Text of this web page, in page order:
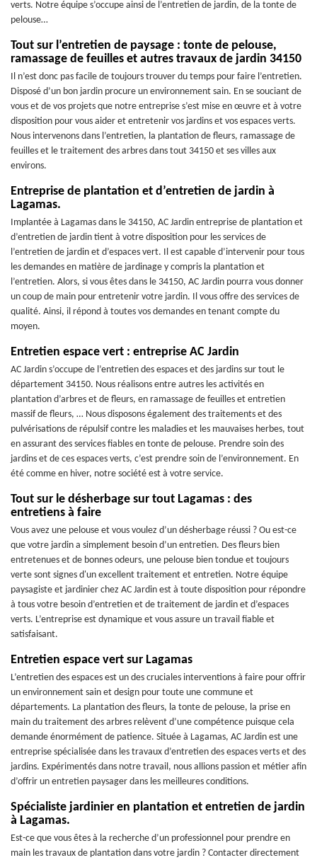
verts. Notre équipe s’occupe ainsi de l’entretien de jardin, de la tonte de
pelouse…
Tout sur l’entretien de paysage : tonte de pelouse,
ramassage de feuilles et autres travaux de jardin 34150
Il n’est donc pas facile de toujours trouver du temps pour faire l’entretien.
Disposé d’un bon jardin procure un environnement sain. En se souciant de
vous et de vos projets que notre entreprise s’est mise en œuvre et à votre
disposition pour vous aider et entretenir vos jardins et vos espaces verts.
Nous intervenons dans l’entretien, la plantation de fleurs, ramassage de
feuilles et le traitement des arbres dans tout 34150 et ses villes aux
environs.
Entreprise de plantation et d’entretien de jardin à
Lagamas.
Implantée à Lagamas dans le 34150, AC Jardin entreprise de plantation et
d’entretien de jardin tient à votre disposition pour les services de
l’entretien de jardin et d’espaces vert. Il est capable d’intervenir pour tous
les demandes en matière de jardinage y compris la plantation et
l’entretien. Alors, si vous êtes dans le 34150, AC Jardin pourra vous donner
un coup de main pour entretenir votre jardin. Il vous offre des services de
qualité. Ainsi, il répond à toutes vos demandes en tenant compte du
moyen.
Entretien espace vert : entreprise AC Jardin
AC Jardin s’occupe de l’entretien des espaces et des jardins sur tout le
département 34150. Nous réalisons entre autres les activités en
plantation d’arbres et de fleurs, en ramassage de feuilles et entretien
massif de fleurs, … Nous disposons également des traitements et des
pulvérisations de répulsif contre les maladies et les mauvaises herbes, tout
en assurant des services fiables en tonte de pelouse. Prendre soin des
jardins et de ces espaces verts, c’est prendre soin de l’environnement. En
été comme en hiver, notre société est à votre service.
Tout sur le désherbage sur tout Lagamas : des
entretiens à faire
Vous avez une pelouse et vous voulez d’un désherbage réussi ? Ou est-ce
que votre jardin a simplement besoin d’un entretien. Des fleurs bien
entretenues et de bonnes odeurs, une pelouse bien tondue et toujours
verte sont signes d'un excellent traitement et entretien. Notre équipe
paysagiste et jardinier chez AC Jardin est à toute disposition pour répondre
à tous votre besoin d’entretien et de traitement de jardin et d’espaces
verts. L’entreprise est dynamique et vous assure un travail fiable et
satisfaisant.
Entretien espace vert sur Lagamas
L’entretien des espaces est un des cruciales interventions à faire pour offrir
un environnement sain et design pour toute une commune et
départements. La plantation des fleurs, la tonte de pelouse, la prise en
main du traitement des arbres relèvent d’une compétence puisque cela
demande énormément de patience. Située à Lagamas, AC Jardin est une
entreprise spécialisée dans les travaux d’entretien des espaces verts et des
jardins. Expérimentés dans notre travail, nous allions passion et métier afin
d’offrir un entretien paysager dans les meilleures conditions.
Spécialiste jardinier en plantation et entretien de jardin
à Lagamas.
Est-ce que vous êtes à la recherche d’un professionnel pour prendre en
main les travaux de plantation dans votre jardin ? Contacter directement